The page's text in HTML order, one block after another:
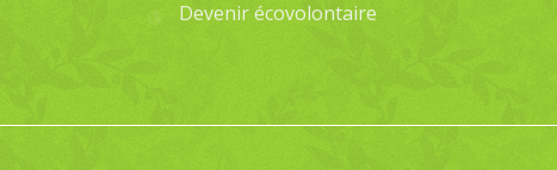
Devenir écovolontaire